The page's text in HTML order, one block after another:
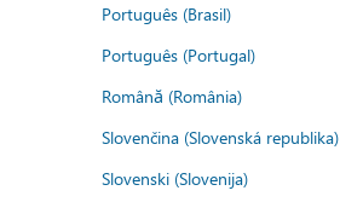
Português (Brasil)
Português (Portugal)
Română (România)
Slovenčina (Slovenská republika)
Slovenski (Slovenija)